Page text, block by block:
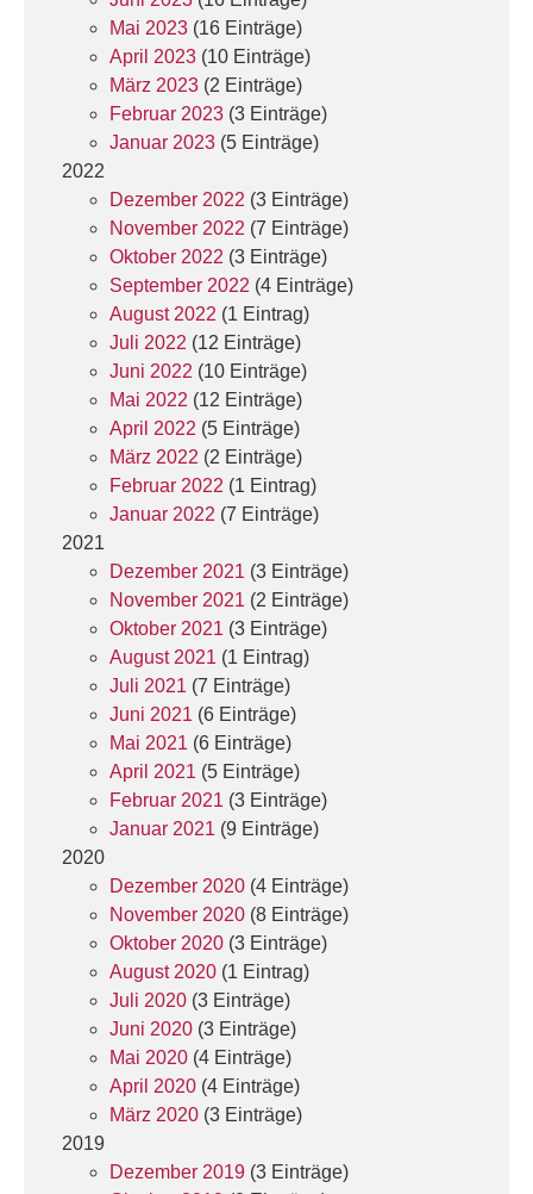
Mai 2023 (16 Einträge)
April 2023 (10 Einträge)
März 2023 (2 Einträge)
Februar 2023 (3 Einträge)
Januar 2023 (5 Einträge)
2022
Dezember 2022 (3 Einträge)
November 2022 (7 Einträge)
Oktober 2022 (3 Einträge)
September 2022 (4 Einträge)
August 2022 (1 Eintrag)
Juli 2022 (12 Einträge)
Juni 2022 (10 Einträge)
Mai 2022 (12 Einträge)
April 2022 (5 Einträge)
März 2022 (2 Einträge)
Februar 2022 (1 Eintrag)
Januar 2022 (7 Einträge)
2021
Dezember 2021 (3 Einträge)
November 2021 (2 Einträge)
Oktober 2021 (3 Einträge)
August 2021 (1 Eintrag)
Juli 2021 (7 Einträge)
Juni 2021 (6 Einträge)
Mai 2021 (6 Einträge)
April 2021 (5 Einträge)
Februar 2021 (3 Einträge)
Januar 2021 (9 Einträge)
2020
Dezember 2020 (4 Einträge)
November 2020 (8 Einträge)
Oktober 2020 (3 Einträge)
August 2020 (1 Eintrag)
Juli 2020 (3 Einträge)
Juni 2020 (3 Einträge)
Mai 2020 (4 Einträge)
April 2020 (4 Einträge)
März 2020 (3 Einträge)
2019
Dezember 2019 (3 Einträge)